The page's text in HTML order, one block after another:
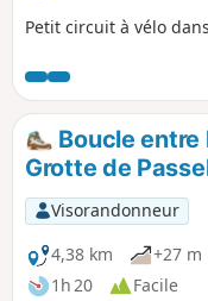
Petit circuit à vélo
Boucle entre
Grotte de
Visorandonneur
4,38 km
+27 m
1h 20
Facile